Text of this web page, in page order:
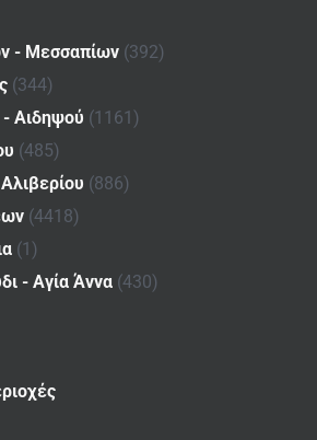
- Μεσσαπίων (392)
(344)
- Αιδηψού (1161)
(485)
(886)
(4418)
(1)
- Αγία Άννα (430)